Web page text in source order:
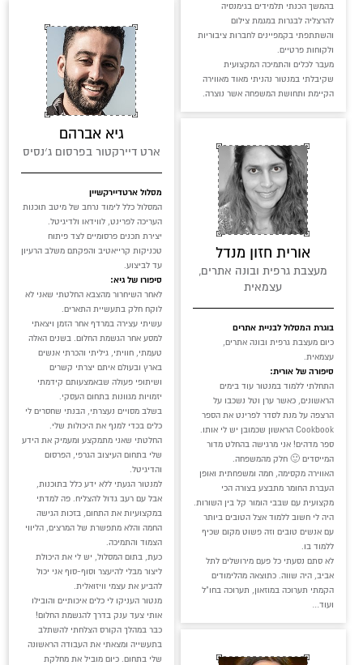
בהמשך הכנתי תלמידים בגימנסיה
להרצליה לבגרות במגמת צילום
והשתתפתי בקמפיינים לחברות ציבוריות
ולקוחות פרטיים.
מעבר לכלים והתמיכה המקצועית
שקיבלתי במנטור נהניתי מאוד מאווירה
הקיימת ותחושת המשפחה אשר נוצרה.
גיא אברהם
ארט דיירקטור בפרסום ג׳נסיס
מסלול ארטדיירקשיין
המסלול כלל לימוד נרחב של מיטב תוכנות
העריכה לפרינט, לווידאו ולדיגיטל.
יצירת תכנים פרסומיים לצד פיתוח
טכניקות קרייאטיב והפקתם משלב הרעיון
עד לביצוע.
סיפורו של גיא:
לאחר השיחרור מהצבא החלטתי שאני לא
לוקח חלק בתעשיית התארים.
עשיתי עצירה במרדף אחר הזמן ויצאתי
למסע אחר הגשמת החלום. בשנים האלה
טעמתי, חוויתי, גיליתי והכרתי אנשים
בארץ ובעולם איתם יצרתי קשרים
ושיתופי פעולה שבאמצעותם קידמתי
יזמויות מגוונות בתחום העסקי.
בשלב מסויים נעצרתי, הבנתי שחסרים לי
כלים בכדי למנף את היכולות שלי.
החלטתי שאני מתמקצע ומעמיק את הידע
שלי בתחום העיצוב הגרפי, הפרסום
והדיגיטל.
למנטור הגעתי ללא ידע כלל בתוכנות,
אבל עם רעב גדול להצליח. פה למדתי
במקצועיות את התחום, בזכות הגישה
החמה והלא מתפשרת של המרצים, הליווי
הצמוד והתמיכה.
כעת, בתום המסלול, יש לי את היכולת
ליצור מבלי להיעצר וסוף-סוף אני יכול
להביע את עצמי וויזואלית.
מנטור העניקו לי כלים איכותיים והובילו
אותי צעד ענק בדרך להגשמת החלום!
כבר במהלך הקורס הצלחתי להשתלב
בתעשייה ומצאתי את העבודה הראשונה
שלי בתחום. כיום מוביל את מחלקת
אורית חזון מנדל
מעצבת גרפית ובונה אתרים,
עצמאית
בוגרת המסלול לבניית אתרים
כיום מעצבת גרפית ובונה אתרים,
עצמאית.
סיפורה של אורית:
התחלתי ללמוד במנטור עוד בימים
הראשונים, כאשר ערן וטל נשכבו על
הרצפה על מנת לסדר לפרינט את הספר
Cookbook הראשון שכמובן יש לי אותו.
ספר מדהים! אני מרגישה בהחלט מדור
המייסדים 🙂 חלק מהמשפחה.
האווירה מקסימה, חמה ומשפחתית ואופן
העברת החומר מתבצע בצורה הכי
מקצועית עם שבבי הומור קל בין השורות.
היה לי חשוב ללמוד אצל הטובים ביותר
עם אנשים טובים וזה פשוט מקום שכיף
ללמוד בו.
לא סתם נסעתי כל פעם מירושלים לתל
אביב, היה שווה. כתוצאה מהלימודים
הקמתי תערוכה במוזאון, תערוכה בחו"ל
ועוד…